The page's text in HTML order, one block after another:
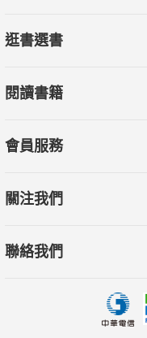
逛書選書
閱讀書籍
會員服務
關注我們
聯絡我們